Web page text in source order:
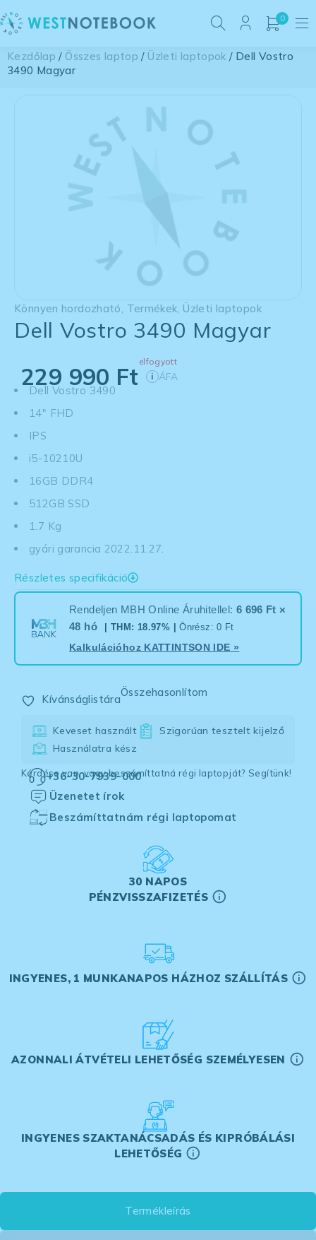
0
Kezdőlap / Összes laptop / Üzleti laptopok / Dell Vostro
3490 Magyar
Könnyen hordozható Termékek Üzleti laptopok
Dell Vostro 3490 Magyar
elfogyott
229 990 Ft i ÁFA
Dell Vostro 3490
14" FHD
IPS
i5-10210U
16GB DDR4
512GB SSD
1.7 Kg
gyári garancia 2022.11.27.
Részletes specifikáció
Rendeljen MBH Online Áruhitellel: 6 696 Ft ×
48 hó
| THM: 18.97% |Önrész: 0 Ft
Kalkulációhoz KATTINTSON IDE »
Kívánságlistára
Összehasonlítom
Keveset használt
Szigorúan tesztelt kijelző
Használatra kész
Kérdése van, vagy beszámíttatná régi laptopját? Segítünk!
+36-30-7939-000
Üzenetet írok
Beszámíttatnám régi laptopomat
30 NAPOS
PÉNZVISSZAFIZETÉS
INGYENES, 1 MUNKANAPOS HÁZHOZ SZÁLLÍTÁS
AZONNALI ÁTVÉTELI LEHETŐSÉG SZEMÉLYESEN
INGYENES SZAKTANÁCSADÁS ÉS KIPRÓBÁLÁSI
LEHETŐSÉG
Termékleírás